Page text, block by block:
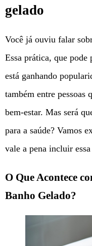
gelado
Você já ouviu falar
Essa prática, que pode
está ganhando
também entre pessoas
bem-estar. Mas será
para a saúde? Vamos
vale a pena incluir
O Que Acontece
Banho Gelado?